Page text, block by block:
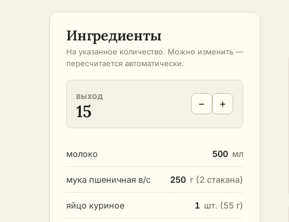
Ингредиенты
На указанное количество. Можно изменить —
пересчитается автоматически.
ВЫХОД
15 − +
молоко 500 мл
мука пшеничная в/с 250 г (2 стакана)
яйцо куриное 1 шт. (55 г)